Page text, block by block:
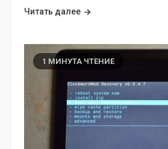
Читать далее
1 МИНУТА ЧТЕНИЕ